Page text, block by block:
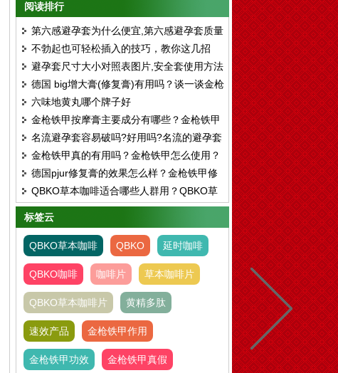
阅读排行
第六感避孕套为什么便宜,第六感避孕套质量
如何
不勃起也可轻松插入的技巧，教你这几招
避孕套尺寸大小对照表图片,安全套使用方法
和注意事项图解 视频
德国 big增大膏(修复膏)有用吗？谈一谈金枪
铁甲增大膏管用吗
六味地黄丸哪个牌子好
金枪铁甲按摩膏主要成分有哪些？金枪铁甲
膏按摩怎么使用？
名流避孕套容易破吗?好用吗?名流的避孕套
那么便宜质量好吗
金枪铁甲真的有用吗？金枪铁甲怎么使用？
德国pjur修复膏的效果怎么样？金枪铁甲修
复膏有副作用吗
QBKO草本咖啡适合哪些人群用？QBKO草
本咖啡客户评价反馈
标签云
QBKO草本咖啡 QBKO 延时咖啡
QBKO咖啡 咖啡片 草本咖啡片
QBKO草本咖啡片 黄精多肽
速效产品 金枪铁甲作用
金枪铁甲功效 金枪铁甲真假